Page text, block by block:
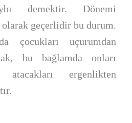
demektir. Dönemi
geçerlidir bu durum.
çocukları uçurumdan
bu bağlamda onları
ergenlikten